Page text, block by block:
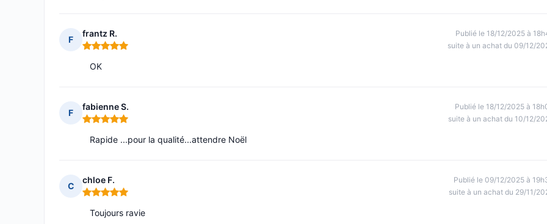
F
frantz R.
Note : 5 sur 5
Publié le 18/12/2025 à
suite à un achat du 09/12/
OK
F
fabienne S.
Note : 5 sur 5
Publié le 18/12/2025 à
suite à un achat du 10/12/
Rapide ...pour la qualité...attendre Noël
C
chloe F.
Note : 5 sur 5
Publié le 09/12/2025 à
suite à un achat du 29/11/
Toujours ravie